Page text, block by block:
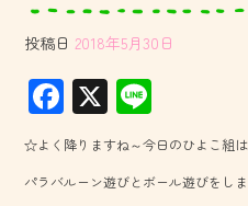
投稿日 2018年5月30日
F
ac
e
X
ne
☆よく降りますね～今日のひよこ組は
パラバルーン遊びとボール遊びをしま